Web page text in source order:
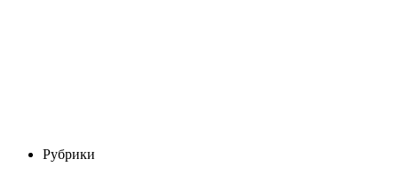
Рубрики